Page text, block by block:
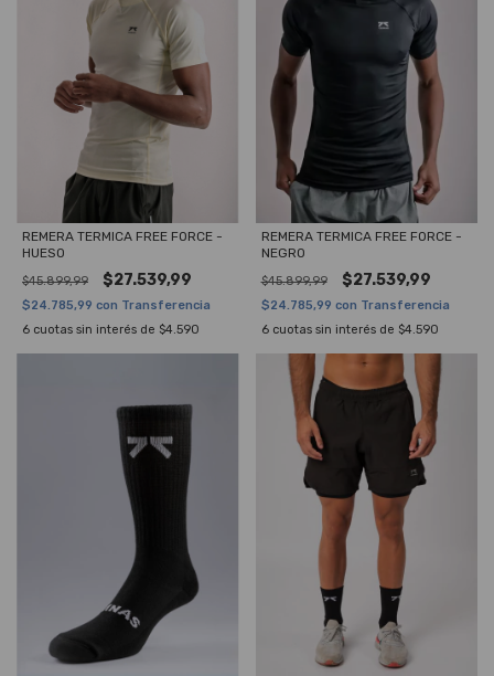
REMERA TERMICA FREE FORCE -
HUESO
$45.899,99 $27.539,99
$24.785,99 con Transferencia
6 cuotas sin interés de $4.590
REMERA TERMICA FREE FORCE -
NEGRO
$45.899,99 $27.539,99
$24.785,99 con Transferencia
6 cuotas sin interés de $4.590